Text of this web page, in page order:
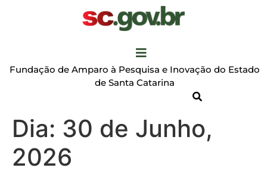
Fundação de Amparo à Pesquisa e Inovação do Estado
de Santa Catarina
Dia: 30 de Junho,
2026